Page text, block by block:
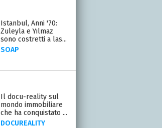
Istanbul, Anni '70:
Zuleyla e Yılmaz
sono costretti a las...
SOAP
Il docu-reality sul
mondo immobiliare
che ha conquistato ...
DOCUREALITY